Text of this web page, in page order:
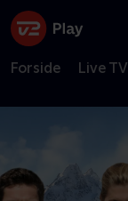
Forside Live TV